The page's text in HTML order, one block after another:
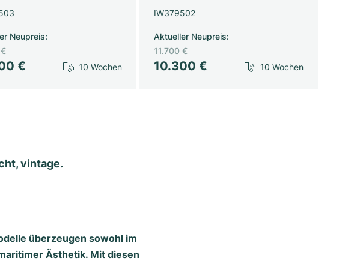
€
Neupreis:
10 Wochen
IW379502
10.300 €
Aktueller Neupreis:
11.700 €
10 Wochen
vintage.
überzeugen sowohl im
Ästhetik. Mit diesen